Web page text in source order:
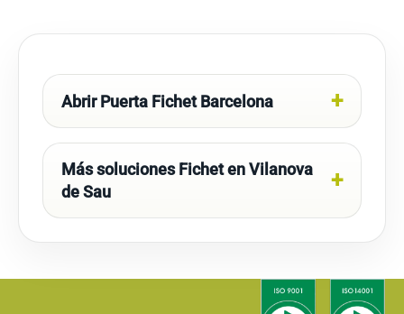
Abrir Puerta Fichet Barcelona
Más soluciones Fichet en Vilanova
de Sau